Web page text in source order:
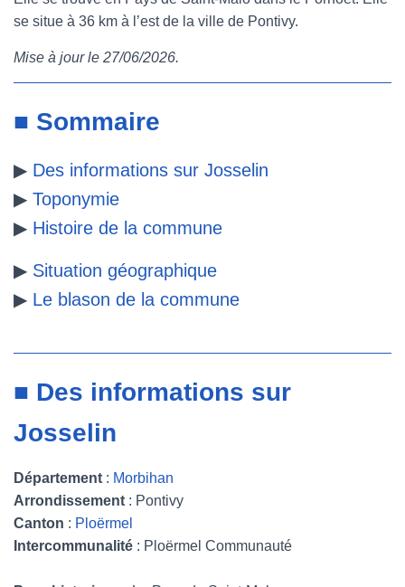
e
b
o
k
t
t
r
t
e
e
s
b
se situe à 36 km à l’est de la ville de Pontivy.
Mise à jour le 27/06/2026.
■ Sommaire
▶ Des informations sur Josselin
▶ Toponymie
▶ Histoire de la commune
▶ Situation géographique
▶ Le blason de la commune
■ Des informations sur
Josselin
Département : Morbihan
Arrondissement : Pontivy
Canton : Ploërmel
Intercommunalité : Ploërmel Communauté